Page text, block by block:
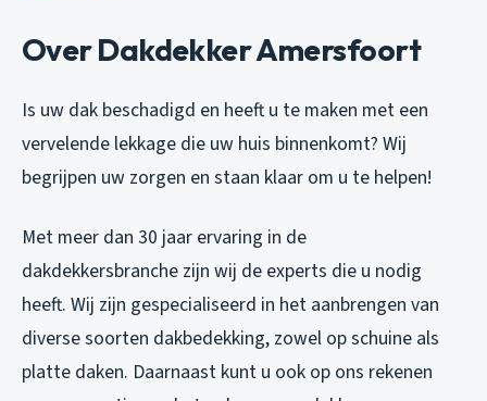
Over Dakdekker Amersfoort
Is uw dak beschadigd en heeft u te maken met een
vervelende lekkage die uw huis binnenkomt? Wij
begrijpen uw zorgen en staan klaar om u te helpen!
Met meer dan 30 jaar ervaring in de
dakdekkersbranche zijn wij de experts die u nodig
heeft. Wij zijn gespecialiseerd in het aanbrengen van
diverse soorten dakbedekking, zowel op schuine als
platte daken. Daarnaast kunt u ook op ons rekenen